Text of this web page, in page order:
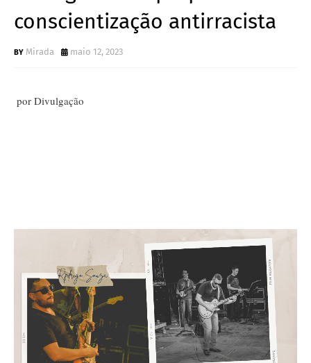
conscientização antirracista
Mirada maio 12, 2023
por Divulgação